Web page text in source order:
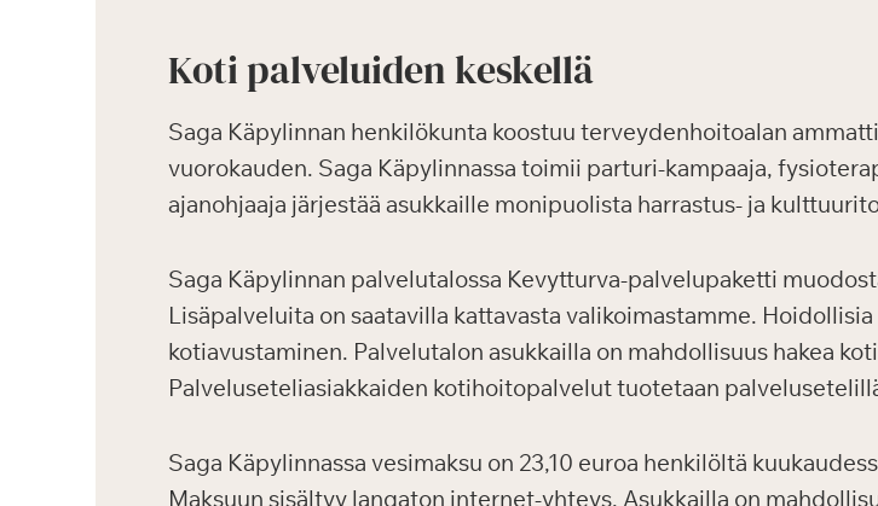
Koti palveluiden keskellä
Saga Käpylinnan henkilökunta koostuu terveydenhoitoalan
vuorokauden. Saga Käpylinnassa toimii parturi-kampaaja,
ajanohjaaja järjestää asukkaille monipuolista harrastus- ja
Saga Käpylinnan palvelutalossa Kevytturva-palvelupaketti
Lisäpalveluita on saatavilla kattavasta valikoimastamme.
kotiavustaminen. Palvelutalon asukkailla on mahdollisuus hakea
Palveluseteliasiakkaiden kotihoitopalvelut tuotetaan
Saga Käpylinnassa vesimaksu on 23,10 euroa henkilöltä
Maksuun sisältyy langaton internet-yhteys. Asukkailla on